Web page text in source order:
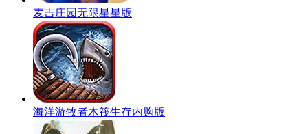
麦吉庄园无限星星版
海洋游牧者木筏生存内购版